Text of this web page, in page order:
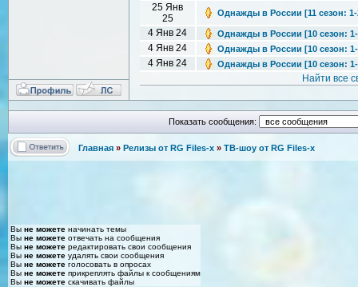
25 Янв
25
Однажды в России [11 сезон: 1-
4 Янв 24 Однажды в России [10 сезон: 1-
4 Янв 24 Однажды в России [10 сезон: 1-
4 Янв 24 Однажды в России [10 сезон:
Найти все
Показать сообщения:
Главная » Релизы от RG Files-x » ТВ-шоу от RG Files-x
Вы не можете начинать темы
Вы не можете отвечать на сообщения
Вы не можете редактировать свои сообщения
Вы не можете удалять свои сообщения
Вы не можете голосовать в опросах
Вы не можете прикреплять файлы к сообщениям
Вы не можете скачивать файлы